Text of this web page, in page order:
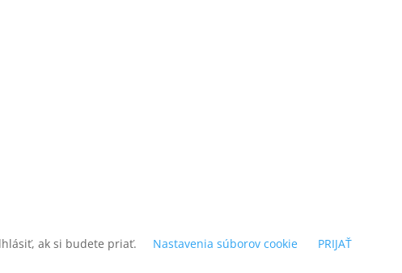
ak si budete priať.
Nastavenia súborov cookie
PRIJAŤ